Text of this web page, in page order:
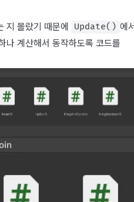
지 몰랐기 때문에 Update() 에
나 계산해서 동작하도록 코드를